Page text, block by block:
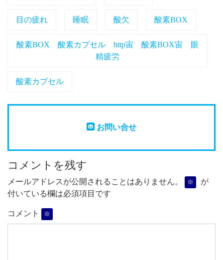
目の疲れ 睡眠 酸欠 酸素BOX
酸素BOX 酸素カプセル http宙 酸素BOX宙 眼
精疲労
酸素カプセル
お問い合せ
コメントを残す
メールアドレスが公開されることはありません。 ※
が
付いている欄は必須項目です
コメント ※